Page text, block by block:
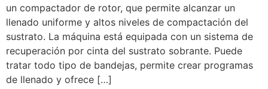
un compactador de rotor, que permite alcanzar un
llenado uniforme y altos niveles de compactación del
sustrato. La máquina está equipada con un sistema de
recuperación por cinta del sustrato sobrante. Puede
tratar todo tipo de bandejas, permite crear programas
de llenado y ofrece […]